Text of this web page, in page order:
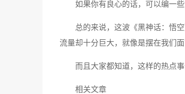
如果你有良心的话，可以编一
总的来说，这波《黑神话：悟
流量却十分巨大，就像是摆在我们面
而且大家都知道，这样的热点
相关文章